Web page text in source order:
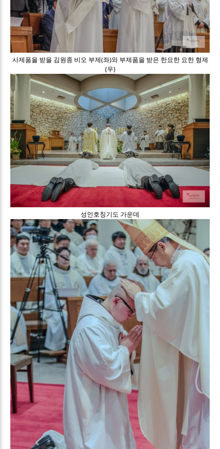
사제품을 받을 김원종 비오 부제(좌)와 부제품을 받은 한요한 요한 형제
(우)
성인호칭기도 가운데